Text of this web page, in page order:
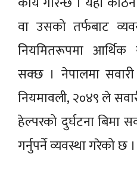
वा उसको तर्फबाट
नियमितरूपमा आर्थिक
सक्छ । नेपालमा सवारी
नियमावली, २०४९ ले
हेल्परको दुर्घटना बिमा
गर्नुपर्ने व्यवस्था गरेको छ ।